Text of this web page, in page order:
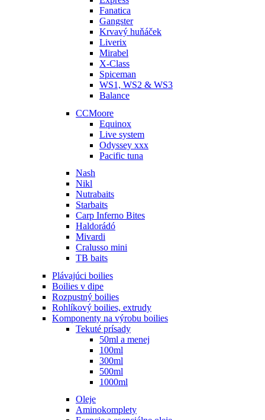
Fanatica
Gangster
Krvavý huňáček
Liverix
Mirabel
X-Class
Spiceman
WS1, WS2 & WS3
Balance
CCMoore
Equinox
Live system
Odyssey xxx
Pacific tuna
Nash
Nikl
Nutrabaits
Starbaits
Carp Inferno Bites
Haldorádó
Mivardi
Cralusso mini
TB baits
Plávajúci boilies
Boilies v dipe
Rozpustný boilies
Rohlíkový boilies, extrudy
Komponenty na výrobu boilies
Tekuté prísady
50ml a menej
100ml
300ml
500ml
1000ml
Oleje
Aminokomplety